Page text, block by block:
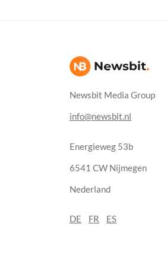
Newsbit Media Group
info@newsbit.nl
Energieweg 53b
6541 CW Nijmegen
Nederland
DE FR ES